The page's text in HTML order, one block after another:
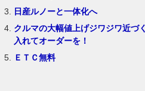
日産ルノーと一体化へ
クルマの大幅値上げジワジワ近
入れてオーダーを！
ＥＴＣ無料